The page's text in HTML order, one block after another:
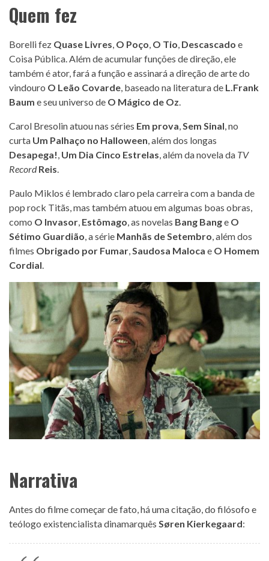
Quem fez
Borelli fez Quase Livres, O Poço, O Tio, Descascado e
Coisa Pública. Além de acumular funções de direção, ele
também é ator, fará a função e assinará a direção de arte do
vindouro O Leão Covarde, baseado na literatura de L.Frank
Baum e seu universo de O Mágico de Oz.
Carol Bresolin atuou nas séries Em prova,Sem Sinal, no
curta Um Palhaço no Halloween, além dos longas
Desapega!, Um Dia Cinco Estrelas, além da novela da TV
Record Reis.
Paulo Miklos é lembrado claro pela carreira com a banda de
pop rock Titãs, mas também atuou em algumas boas obras,
como O Invasor, Estômago, as novelas Bang Bange O
Sétimo Guardião, a série Manhãs de Setembro, além dos
filmes Obrigado por Fumar,Saudosa Maloca e O Homem
Cordial.
Narrativa
Antes do filme começar de fato, há uma citação, do filósofo e
teólogo existencialista dinamarquês Søren Kierkegaard: